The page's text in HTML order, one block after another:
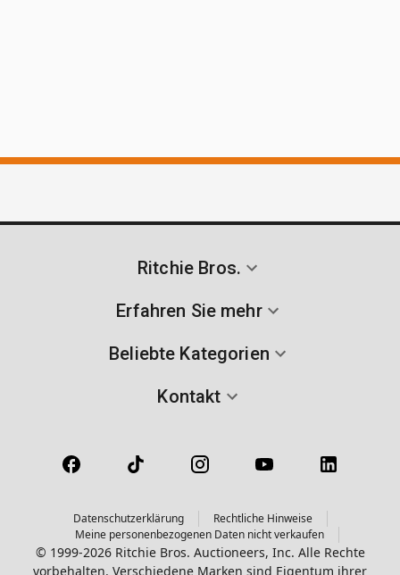
Ritchie Bros.
Erfahren Sie mehr
Beliebte Kategorien
Kontakt
Datenschutzerklärung
Rechtliche Hinweise
Meine personenbezogenen Daten nicht verkaufen
© 1999-2026 Ritchie Bros. Auctioneers, Inc. Alle Rechte
vorbehalten. Verschiedene Marken sind Eigentum ihrer